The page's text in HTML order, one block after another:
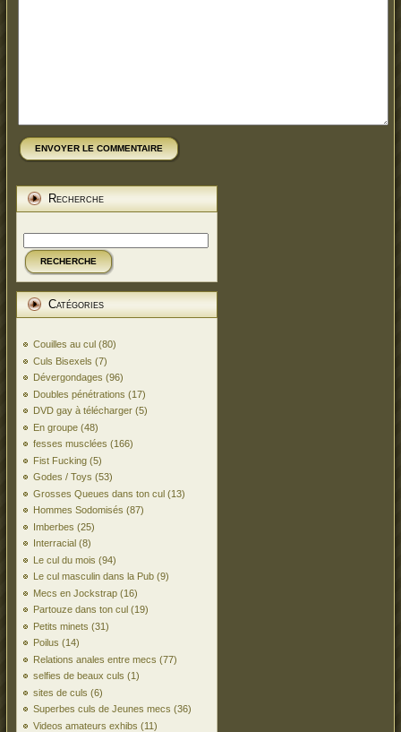
ENVOYER LE COMMENTAIRE
Recherche
RECHERCHE
Catégories
Couilles au cul (80)
Culs Bisexels (7)
Dévergondages (96)
Doubles pénétrations (17)
DVD gay à télécharger (5)
En groupe (48)
fesses musclées (166)
Fist Fucking (5)
Godes / Toys (53)
Grosses Queues dans ton cul (13)
Hommes Sodomisés (87)
Imberbes (25)
Interracial (8)
Le cul du mois (94)
Le cul masculin dans la Pub (9)
Mecs en Jockstrap (16)
Partouze dans ton cul (19)
Petits minets (31)
Poilus (14)
Relations anales entre mecs (77)
selfies de beaux culs (1)
sites de culs (6)
Superbes culs de Jeunes mecs (36)
Videos amateurs exhibs (11)